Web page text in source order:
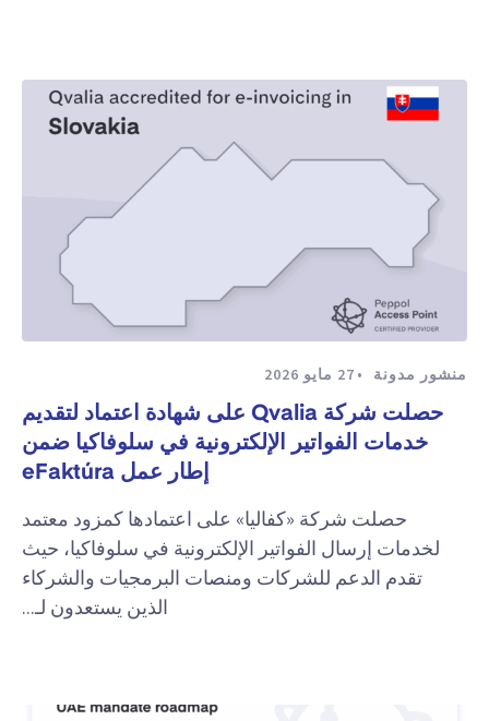
منشور مدونة 27 مايو 2026
حصلت شركة Qvalia على شهادة اعتماد لتقديم
خدمات الفواتير الإلكترونية في سلوفاكيا ضمن
إطار عمل eFaktúra
حصلت شركة «كفاليا» على اعتمادها كمزود معتمد
لخدمات إرسال الفواتير الإلكترونية في سلوفاكيا، حيث
تقدم الدعم للشركات ومنصات البرمجيات والشركاء
الذين يستعدون لـ...